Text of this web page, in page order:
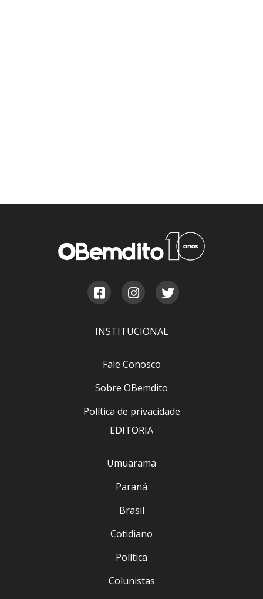
INSTITUCIONAL
Fale Conosco
Sobre OBemdito
Política de privacidade
EDITORIA
Umuarama
Paraná
Brasil
Cotidiano
Política
Colunistas